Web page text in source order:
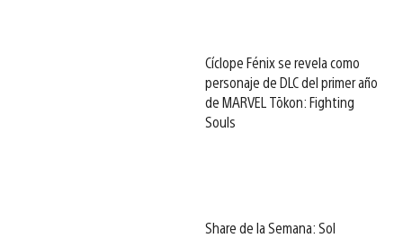
Cíclope Fénix se revela como
personaje de DLC del primer año
de MARVEL Tōkon: Fighting
Souls
Share de la Semana: Sol